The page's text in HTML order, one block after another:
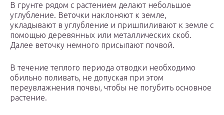
В грунте рядом с растением делают небольшое
углубление. Веточки наклоняют к земле,
укладывают в углубление и пришпиливают к земле с
помощью деревянных или металлических скоб.
Далее веточку немного присыпают почвой.
В течение теплого периода отводки необходимо
обильно поливать, не допуская при этом
переувлажнения почвы, чтобы не погубить основное
растение.